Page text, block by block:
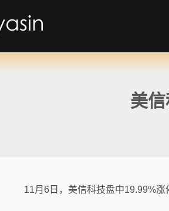
美
11月6日，美信科技盘中19.99%